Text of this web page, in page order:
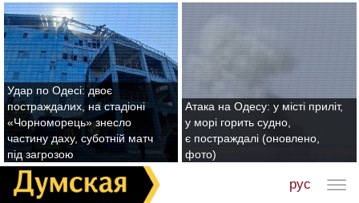
Удар по Одесі: двоє
постраждалих, на стадіоні
«Чорноморець» знесло
частину даху, суботній матч
під загрозою
Атака на Одесу: у місті приліт,
у морі горить судно,
є постраждалі (оновлено,
фото)
рус